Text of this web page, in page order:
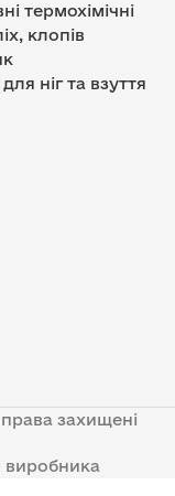
термохімічні
клопів
ніг та взуття
права захищені
виробника